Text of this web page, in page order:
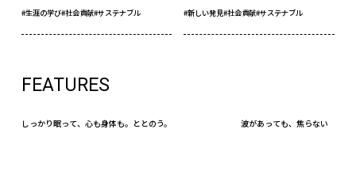
#生涯の学び#社会貢献#サステナブル #新しい発見#社会貢献#サステナブル
FEATURES
しっかり眠って、心も身体も。ととのう。 波があっても、焦らない